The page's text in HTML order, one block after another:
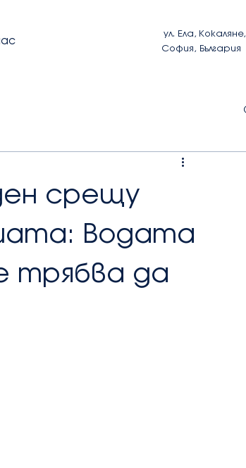
ул. Ела, Кокаляне,
София, България
срещу
Водата
трябва да